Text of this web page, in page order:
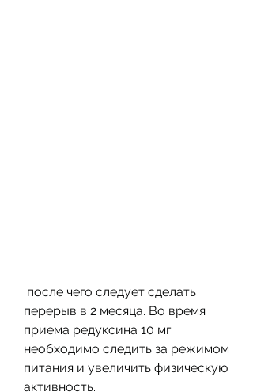
перерыв в 2 месяца. Во время
приема редуксина 10 мг
необходимо следить за режимом
питания и увеличить физическую
активность.